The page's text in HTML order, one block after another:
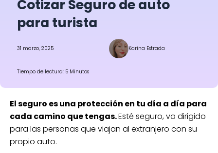
Cotizar Seguro de auto
para turista
31 marzo, 2025 Karina Estrada
Tiempo de lectura: 5 Minutos
El seguro es una protección en tu día a día para
cada camino que tengas.Esté seguro, va dirigido
para las personas que viajan al extranjero con su
propio auto.